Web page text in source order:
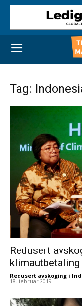
Tag:
Redusert
klimautbetaling
Redusert avskoging i
18. februar 2019